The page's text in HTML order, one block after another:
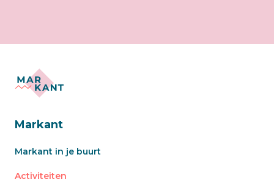
Markant
Markant in je buurt
Activiteiten